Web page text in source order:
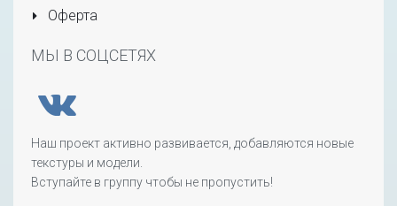
Оферта
МЫ В СОЦСЕТЯХ
Наш проект активно развивается, добавляются новые
текстуры и модели.
Вступайте в группу чтобы не пропустить!